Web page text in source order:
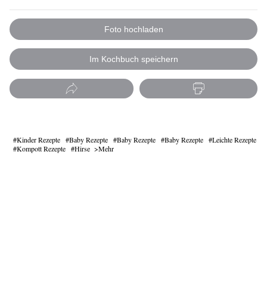
Foto hochladen
Im Kochbuch speichern
Kinder Rezepte Baby Rezepte Baby Rezepte Baby Rezepte
Leichte Rezepte
Kompott Rezepte
Hirse Mehr